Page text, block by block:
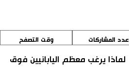
عدد المشاركات وقت التصفح
لماذا يرغب معظم اليابانيين فوق